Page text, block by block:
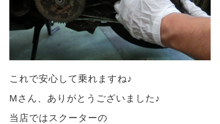
これで安心して乗れますね♪
Mさん、ありがとうございました♪
当店ではスクーターの